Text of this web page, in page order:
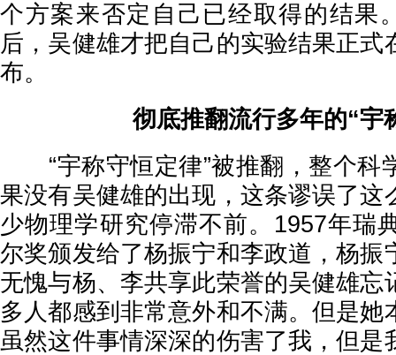
个方案来否定自己已经取得的结果
后，吴健雄才把自己的实验结果正式
布。
彻底推翻流行多年的“宇
“宇称守恒定律”被推翻，整个科
果没有吴健雄的出现，这条谬误了这
少物理学研究停滞不前。1957年瑞
尔奖颁发给了杨振宁和李政道，杨振
无愧与杨、李共享此荣誉的吴健雄忘
多人都感到非常意外和不满。但是她
虽然这件事情深深的伤害了我，但是